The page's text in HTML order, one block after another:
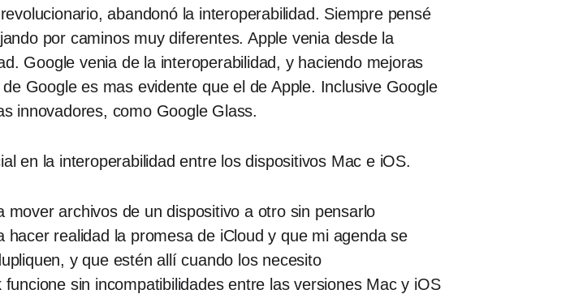
abandonó la interoperabilidad. Siempre pensé
por caminos muy diferentes. Apple venia desde la
Google venia de la interoperabilidad, y haciendo mejoras
Google es mas evidente que el de Apple. Inclusive Google
innovadores, como Google Glass.
en la interoperabilidad entre los dispositivos Mac e iOS.
archivos de un dispositivo a otro sin pensarlo
realidad la promesa de iCloud y que mi agenda se
y que estén allí cuando los necesito
sin incompatibilidades entre las versiones Mac y iOS